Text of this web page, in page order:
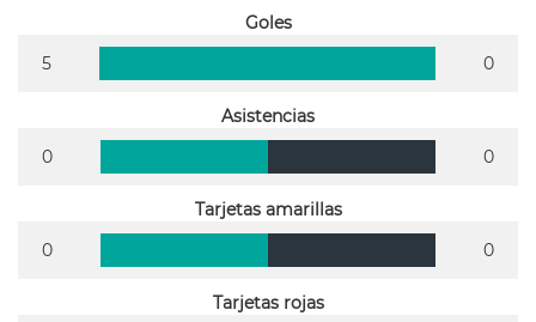
Goles
5
0
Asistencias
0
0
Tarjetas amarillas
0
0
Tarjetas rojas